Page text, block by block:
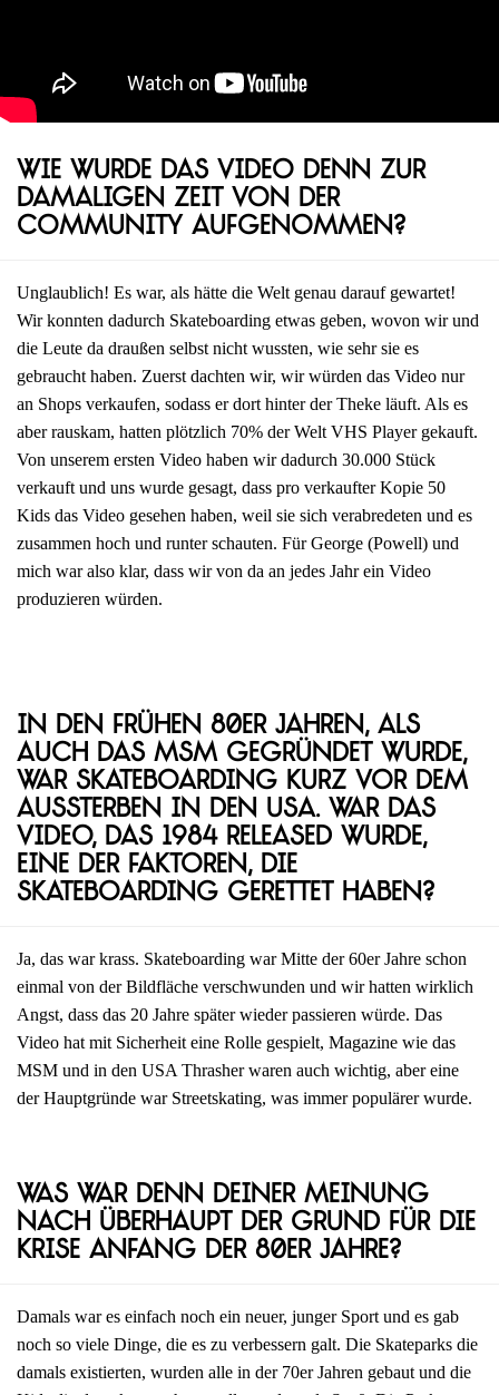
Wie wurde das Video denn zur
damaligen Zeit von der
Community aufgenommen?
Unglaublich! Es war, als hätte die Welt genau darauf gewartet!
Wir konnten dadurch Skateboarding etwas geben, wovon wir und
die Leute da draußen selbst nicht wussten, wie sehr sie es
gebraucht haben. Zuerst dachten wir, wir würden das Video nur
an Shops verkaufen, sodass er dort hinter der Theke läuft. Als es
aber rauskam, hatten plötzlich 70% der Welt VHS Player gekauft.
Von unserem ersten Video haben wir dadurch 30.000 Stück
verkauft und uns wurde gesagt, dass pro verkaufter Kopie 50
Kids das Video gesehen haben, weil sie sich verabredeten und es
zusammen hoch und runter schauten. Für George (Powell) und
mich war also klar, dass wir von da an jedes Jahr ein Video
produzieren würden.
In den frühen 80er Jahren, als
auch das MSM gegründet wurde,
war Skateboarding kurz vor dem
Aussterben in den USA. War das
Video, das 1984 released wurde,
eine der Faktoren, die
Skateboarding gerettet haben?
Ja, das war krass. Skateboarding war Mitte der 60er Jahre schon
einmal von der Bildfläche verschwunden und wir hatten wirklich
Angst, dass das 20 Jahre später wieder passieren würde. Das
Video hat mit Sicherheit eine Rolle gespielt, Magazine wie das
MSM und in den USA Thrasher waren auch wichtig, aber eine
der Hauptgründe war Streetskating, was immer populärer wurde.
Was war denn deiner Meinung
nach überhaupt der Grund für die
Krise Anfang der 80er Jahre?
Damals war es einfach noch ein neuer, junger Sport und es gab
noch so viele Dinge, die es zu verbessern galt. Die Skateparks die
damals existierten, wurden alle in der 70er Jahren gebaut und die